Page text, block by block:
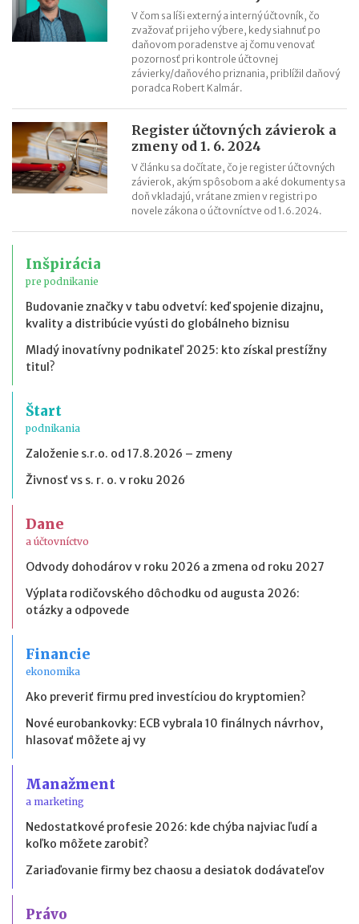
V čom sa líši externý a interný účtovník, čo
zvažovať pri jeho výbere, kedy siahnuť po
daňovom poradenstve aj čomu venovať
pozornosť pri kontrole účtovnej
závierky/daňového priznania, priblížil daňový
poradca Robert Kalmár.
Register účtovných závierok a
zmeny od 1. 6. 2024
V článku sa dočítate, čo je register účtovných
závierok, akým spôsobom a aké dokumenty sa
doň vkladajú, vrátane zmien v registri po
novele zákona o účtovníctve od 1.6.2024.
Inšpirácia
pre podnikanie
Budovanie značky v tabu odvetví: keď spojenie dizajnu,
kvality a distribúcie vyústi do globálneho biznisu
Mladý inovatívny podnikateľ 2025: kto získal prestížny
titul?
Štart
podnikania
Založenie s.r.o. od 17.8.2026 – zmeny
Živnosť vs s. r. o. v roku 2026
Dane
a účtovníctvo
Odvody dohodárov v roku 2026 a zmena od roku 2027
Výplata rodičovského dôchodku od augusta 2026:
otázky a odpovede
Financie
ekonomika
Ako preveriť firmu pred investíciou do kryptomien?
Nové eurobankovky: ECB vybrala 10 finálnych návrhov,
hlasovať môžete aj vy
Manažment
a marketing
Nedostatkové profesie 2026: kde chýba najviac ľudí a
koľko môžete zarobiť?
Zariaďovanie firmy bez chaosu a desiatok dodávateľov
Právo